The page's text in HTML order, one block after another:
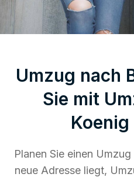
Umzug nach
Sie mit
Planen Sie einen
neue Adresse liegt,